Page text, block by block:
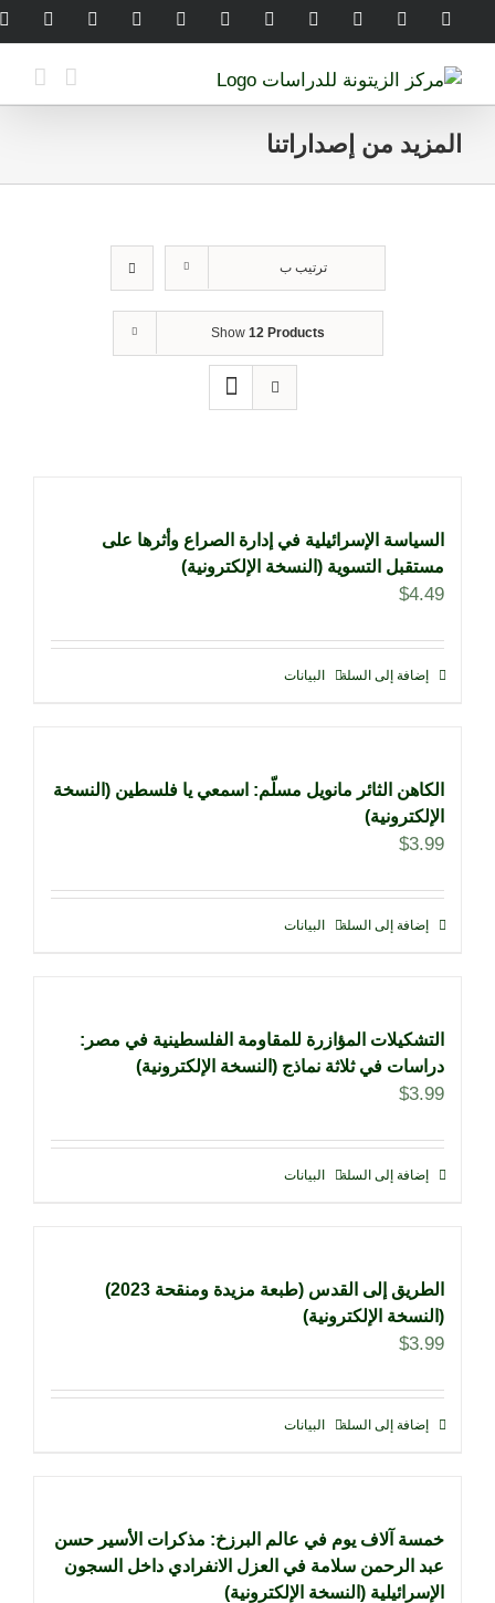
to
content
Facebook
Instagram
YouTube
Tiktok
Threads
LinkedIn
SoundCloud
WhatsApp
المزيد من إصداراتنا
ترتيب ب
Show 12 Products
السياسة الإسرائيلية في إدارة الصراع وأثرها على
مستقبل التسوية (النسخة الإلكترونية)
$4.49
إضافة إلى السلة البيانات
الكاهن الثائر مانويل مسلّم: اسمعي يا فلسطين (النسخة
الإلكترونية)
$3.99
إضافة إلى السلة البيانات
التشكيلات المؤازرة للمقاومة الفلسطينية في مصر:
دراسات في ثلاثة نماذج (النسخة الإلكترونية)
$3.99
إضافة إلى السلة البيانات
الطريق إلى القدس (طبعة مزيدة ومنقحة 2023)
(النسخة الإلكترونية)
$3.99
إضافة إلى السلة البيانات
خمسة آلاف يوم في عالم البرزخ: مذكرات الأسير حسن
عبد الرحمن سلامة في العزل الانفرادي داخل السجون
الإسرائيلية (النسخة الإلكترونية)